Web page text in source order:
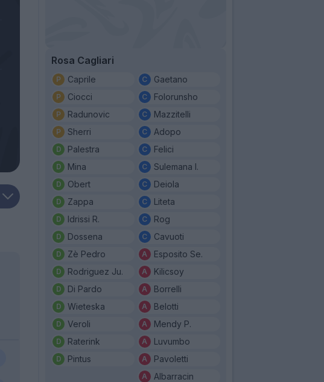
Rosa Cagliari
Caprile
Ciocci
Radunovic
Sherri
Palestra
Mina
Obert
Zappa
Idrissi R.
Dossena
Zè Pedro
Rodriguez Ju.
Di Pardo
Wieteska
Veroli
Raterink
Pintus
Gaetano
Folorunsho
Mazzitelli
Adopo
Felici
Sulemana I.
Deiola
Liteta
Rog
Cavuoti
Esposito Se.
Kilicsoy
Borrelli
Belotti
Mendy P.
Luvumbo
Pavoletti
Albarracin